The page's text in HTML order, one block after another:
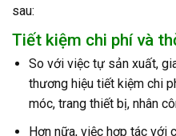
sau:
Tiết kiệm chi phí và
So với việc tự sản xuất,
thương hiệu tiết kiệm chi
móc, trang thiết bị, nhân
Hơn nữa, việc hợp tác với